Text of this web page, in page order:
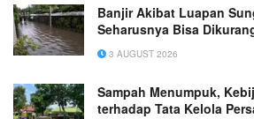
Banjir Akibat Luapan
Seharusnya Bisa
3 AUGUST 2026
Sampah Menumpuk,
terhadap Tata Kelola